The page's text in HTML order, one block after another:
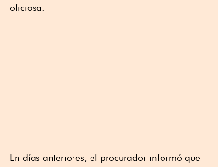
oficiosa.
En días anteriores, el procurador informó que